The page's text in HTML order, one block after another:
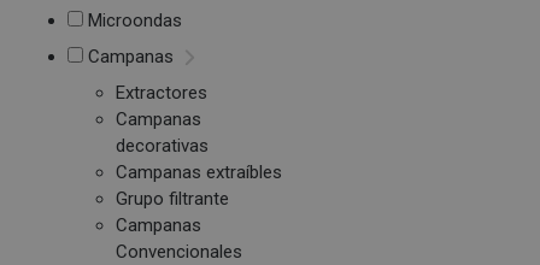
Microondas
Campanas
Extractores
Campanas
decorativas
Campanas extraíbles
Grupo filtrante
Campanas
Convencionales